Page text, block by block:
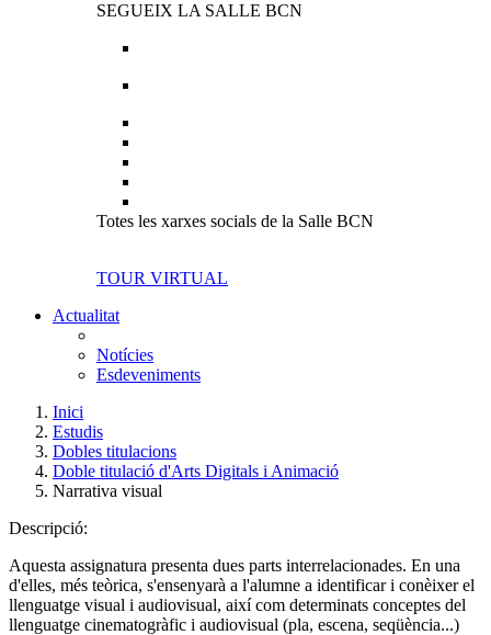
SEGUEIX LA SALLE BCN
Totes les xarxes socials de la Salle BCN
TOUR VIRTUAL
Actualitat
Notícies
Esdeveniments
Inici
Estudis
Dobles titulacions
Doble titulació d'Arts Digitals i Animació
Narrativa visual
Descripció:
Aquesta assignatura presenta dues parts interrelacionades. En una
d'elles, més teòrica, s'ensenyarà a l'alumne a identificar i conèixer el
llenguatge visual i audiovisual, així com determinats conceptes del
llenguatge cinematogràfic i audiovisual (pla, escena, seqüència...)